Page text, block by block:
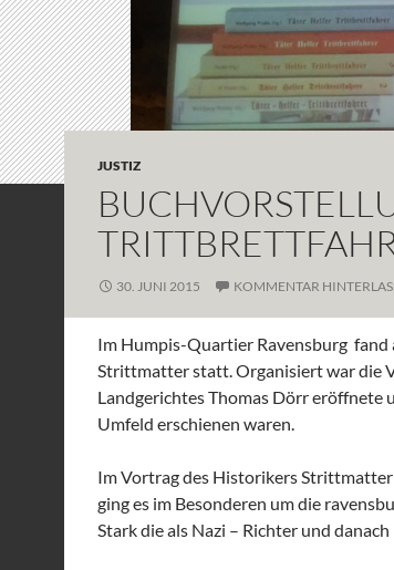
JUSTIZ
30. JUNI 2015 KOMMENTAR
Im Humpis-Quartier Ravensburg
Strittmatter statt. Organisiert war die
Landgerichtes Thomas Dörr eröffnete
Umfeld erschienen waren.
Im Vortrag des Historikers
ging es im Besonderen um die
Stark die als Nazi – Richter und